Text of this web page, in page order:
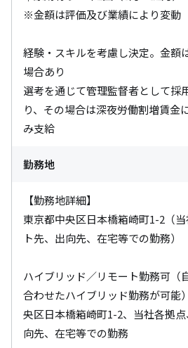
※金額は評価及び業績により変動
経験・スキルを考慮し決定。金額
場合あり
選考を通じて管理監督者として採
り、その場合は深夜労働割増賃金
み支給
勤務地
【勤務地詳細】
東京都中央区日本橋箱崎町1-2（
ト先、出向先、在宅等での勤務）
ハイブリッド／リモート勤務可（
合わせたハイブリッド勤務が可能
央区日本橋箱崎町1-2、当社各拠
向先、在宅等での勤務